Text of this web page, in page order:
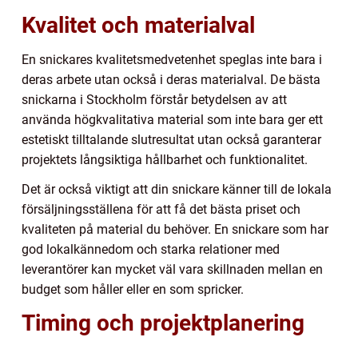
Kvalitet och materialval
En snickares kvalitetsmedvetenhet speglas inte bara i
deras arbete utan också i deras materialval. De bästa
snickarna i Stockholm förstår betydelsen av att
använda högkvalitativa material som inte bara ger ett
estetiskt tilltalande slutresultat utan också garanterar
projektets långsiktiga hållbarhet och funktionalitet.
Det är också viktigt att din snickare känner till de lokala
försäljningsställena för att få det bästa priset och
kvaliteten på material du behöver. En snickare som har
god lokalkännedom och starka relationer med
leverantörer kan mycket väl vara skillnaden mellan en
budget som håller eller en som spricker.
Timing och projektplanering